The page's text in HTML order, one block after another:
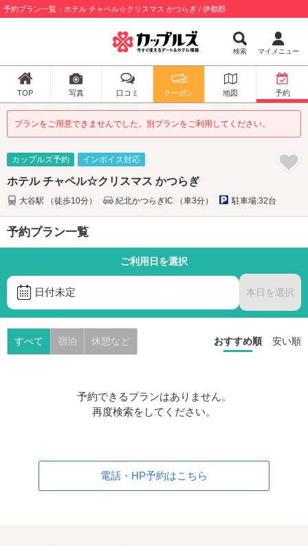
予約プラン一覧：ホテル チャペル☆クリスマス かつらぎ / 伊都郡
検索 マイメニュー
TOP 写真 口コミ クーポン 地図 予約
プランをご用意できませんでした。別プランをご利用してください。
カップルズ予約 インボイス対応
ホテル チャペル☆クリスマス かつらぎ
大谷駅 （徒歩10分） 紀北かつらぎIC （車3分） 駐車場:32台
予約プラン一覧
ご利用日を選択
日付未定 本日を選択
すべて 宿泊 休憩など おすすめ順 安い順
予約できるプランはありません。
再度検索をしてください。
電話・HP予約はこちら